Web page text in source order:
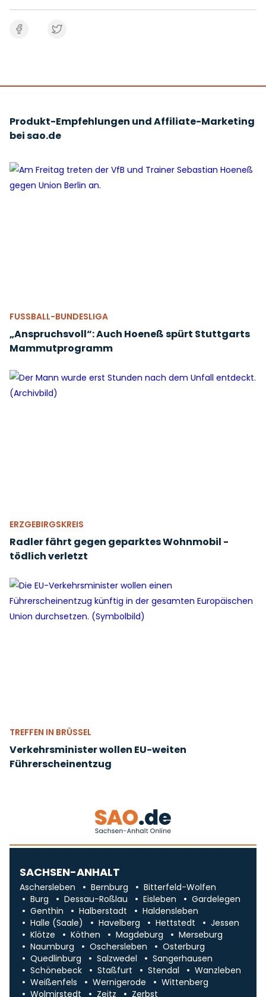
Produkt-Empfehlungen und Affiliate-Marketing
bei sao.de
FUSSBALL-BUNDESLIGA
„Anspruchsvoll“: Auch Hoeneß spürt Stuttgarts
Mammutprogramm
ERZGEBIRGSKREIS
Radler fährt gegen geparktes Wohnmobil -
tödlich verletzt
TREFFEN IN BRÜSSEL
Verkehrsminister wollen EU-weiten
Führerscheinentzug
SACHSEN-ANHALT
Aschersleben Bernburg
Bitterfeld-Wolfen
Burg
Dessau-Roßlau Eisleben
Gardelegen
Genthin
Halberstadt
Haldensleben
Halle (Saale)
Havelberg Hettstedt
Jessen
Klötze
Köthen Magdeburg
Merseburg
Naumburg
Oschersleben
Osterburg
Quedlinburg
Salzwedel
Sangerhausen
Schönebeck
Staßfurt Stendal
Wanzleben
Weißenfels
Wernigerode
Wittenberg
Wolmirstedt
Zeitz Zerbst